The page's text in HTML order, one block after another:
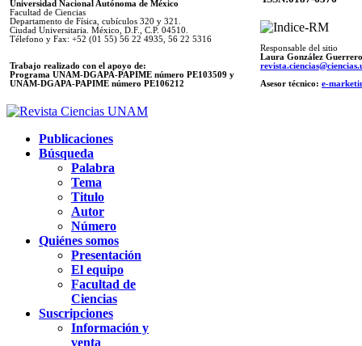
Universidad Nacional Autónoma de México
Facultad de Ciencias
Departamento de Física, cubículos 320 y 321.
Ciudad Universitaria. México, D.F., C.P. 04510.
Télefono y Fax: +52 (01 55) 56 22 4935, 56 22 5316
Trabajo realizado con el apoyo de:
Programa UNAM-DGAPA-PAPIME número PE103509 y
UNAM-DGAPA-PAPIME número PE106212
Responsable del sitio
Laura González Guerrero
Asesor técnico: e-
Publicaciones
Búsqueda
Palabra
Tema
Titulo
Autor
Número
Quiénes somos
Presentación
El equipo
Facultad de
Ciencias
Suscripciones
Información y
venta